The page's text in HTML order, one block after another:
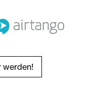
werden!